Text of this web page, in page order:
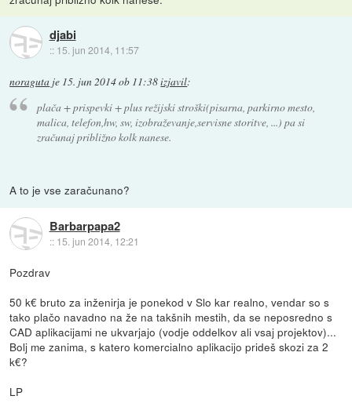
djabi
:: 15. jun 2014, 11:57
noraguta je 15. jun 2014 ob 11:38izjavil:
plača + prispevki + plus režijski stroški(pisarna, parkirno mesto,
malica, telefon,hw, sw, izobraževanje,servisne storitve, ...) pa si
zračunaj približno kolk nanese.
A to je vse zaračunano?
Barbarpapa2
:: 15. jun 2014, 12:21
Pozdrav
50 k€ bruto za inženirja je ponekod v Slo kar realno, vendar so s
tako plačo navadno na že na takšnih mestih, da se neposredno s
CAD aplikacijami ne ukvarjajo (vodje oddelkov ali vsaj projektov)...
Bolj me zanima, s katero komercialno aplikacijo prideš skozi za 2
k€?
LP